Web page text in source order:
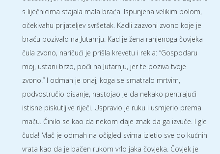
s liječnicima stajala mala braća. Ispunjena velikim bolom,
očekivahu prijateljev svršetak. Kadli zazvoni zvono koje je
braću pozivalo na Jutarnju. Kad je žena ranjenoga čovjeka
čula zvono, naričući je prišla krevetu i rekla: “Gospodaru
moj, ustani brzo, pođi na Jutarnju, jer te poziva tvoje
zvono!” I odmah je onaj, koga se smatralo mrtvim,
podvostručio disanje, nastojao je da nekako pentrajući
istisne piskutljive riječi. Uspravio je ruku i usmjerio prema
maču. Činilo se kao da nekom daje znak da ga izvuče. I gle
čuda! Mač je odmah na očigled svima izletio sve do kućnih
vrata kao da je bačen rukom vrlo jaka čovjeka. Čovjek je